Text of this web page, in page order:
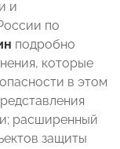
и
по
подробно
которые
в этом
расширенный
защиты